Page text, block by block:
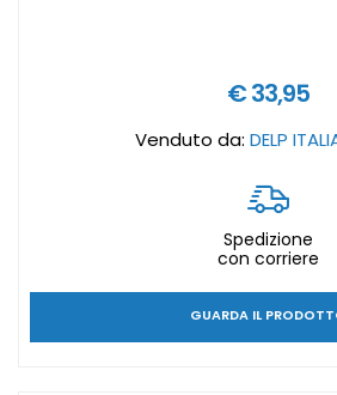
€ 33,95
Venduto da: DELP
Spedizione
con corriere
GUARDA IL